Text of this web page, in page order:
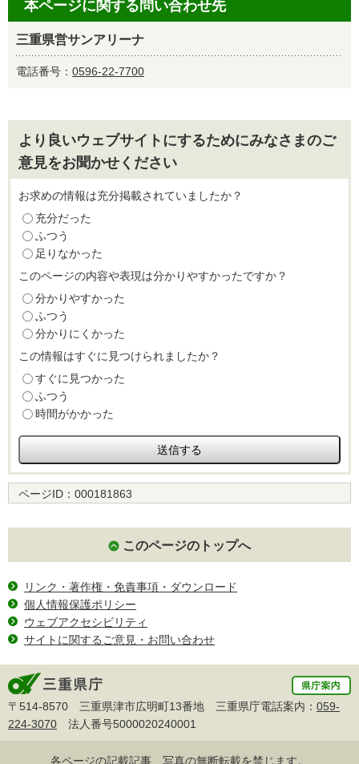
本ページに関する問い合わせ先
三重県営サンアリーナ
電話番号： 0596-22-7700
より良いウェブサイトにするためにみなさまのご
意見をお聞かせください
お求めの情報は充分掲載されていましたか？
充分だった
ふつう
足りなかった
このページの内容や表現は分かりやすかったですか？
分かりやすかった
ふつう
分かりにくかった
この情報はすぐに見つけられましたか？
すぐに見つかった
ふつう
時間がかかった
ページID： 000181863
このページのトップへ
リンク・著作権・免責事項・ダウンロード
個人情報保護ポリシー
ウェブアクセシビリティ
サイトに関するご意見・お問い合わせ
〒514-8570 三重県津市広明町13番地 三重県庁電話案内： 059-
224-3070 法人番号5000020240001
各ページの記載記事、写真の無断転載を禁じます。